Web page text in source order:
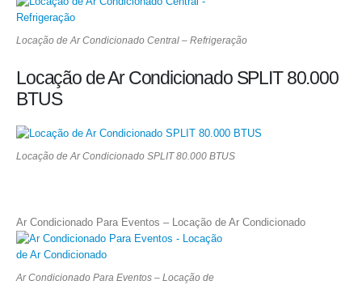
Locação de Ar Condicionado Central – Refrigeração
Locação de Ar Condicionado SPLIT 80.000
BTUS
Locação de Ar Condicionado SPLIT 80.000 BTUS
Ar Condicionado Para Eventos – Locação de Ar Condicionado
Ar Condicionado Para Eventos – Locação de